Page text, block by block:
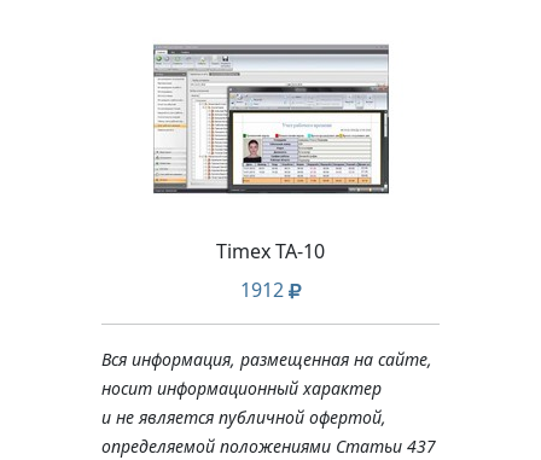
Timex TA-10
1912
Вся информация, размещенная на сайте,
носит информационный характер
и не является публичной офертой,
определяемой положениями Статьи 437